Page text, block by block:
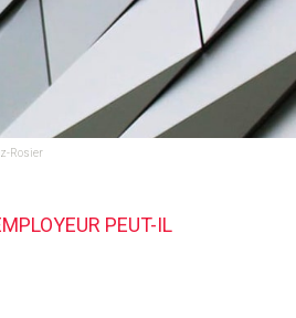
Rosier
PEUT-IL